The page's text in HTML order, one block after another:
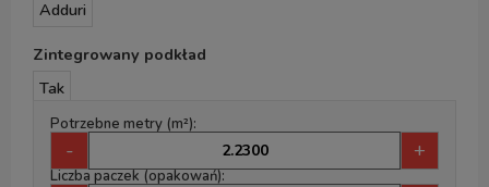
Adduri
Zintegrowany podkład
Tak
Potrzebne metry (m²):
- +
Liczba paczek (opakowań):